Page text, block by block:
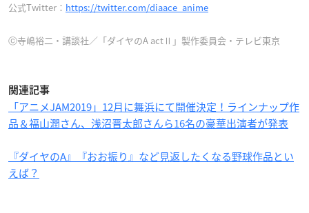
公式Twitter： https://twitter.com/diaace_anime
ⓒ寺嶋裕二・講談社／「ダイヤのA actⅡ」製作委員会・テレビ東京
関連記事
「アニメJAM2019」12月に舞浜にて開催決定！ラインナップ作
品＆福山潤さん、浅沼晋太郎さんら16名の豪華出演者が発表
『ダイヤのA』『おお振り』など見返したくなる野球作品とい
えば？